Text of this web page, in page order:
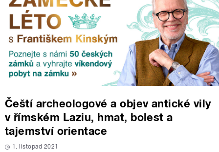
Čeští archeologové a objev antické vily
v římském Laziu, hmat, bolest a
tajemství orientace
1. listopad 2021